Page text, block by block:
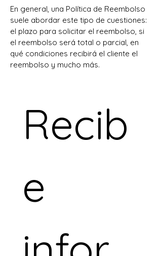
En general, una Política de Reembolso
suele abordar este tipo de cuestiones:
el plazo para solicitar el reembolso, si
el reembolso será total o parcial, en
qué condiciones recibirá el cliente el
reembolso y mucho más.
Recib
e